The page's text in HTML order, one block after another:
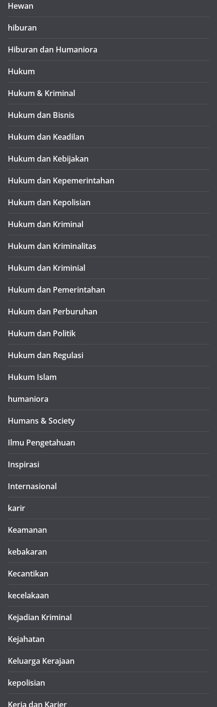
Hewan
hiburan
Hiburan dan Humaniora
Hukum
Hukum & Kriminal
Hukum dan Bisnis
Hukum dan Keadilan
Hukum dan Kebijakan
Hukum dan Kepemerintahan
Hukum dan Kepolisian
Hukum dan Kriminal
Hukum dan Kriminalitas
Hukum dan Kriminial
Hukum dan Pemerintahan
Hukum dan Perburuhan
Hukum dan Politik
Hukum dan Regulasi
Hukum Islam
humaniora
Humans & Society
Ilmu Pengetahuan
Inspirasi
Internasional
karir
Keamanan
kebakaran
Kecantikan
kecelakaan
Kejadian Kriminal
Kejahatan
Keluarga Kerajaan
kepolisian
Kerja dan Karier